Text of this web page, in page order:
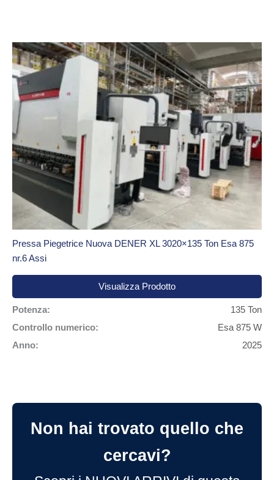
Pressa Piegetrice Nuova DENER XL 3020×135 Ton Esa 875
nr.6 Assi
Visualizza Prodotto
Potenza:
135 Ton
Controllo numerico:
Esa 875 W
Anno:
2025
Non hai trovato quello che
cercavi?